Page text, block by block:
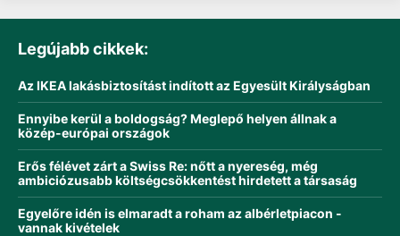
Legújabb cikkek:
Az IKEA lakásbiztosítást indított az Egyesült Királyságban
Ennyibe kerül a boldogság? Meglepő helyen állnak a
közép-európai országok
Erős félévet zárt a Swiss Re: nőtt a nyereség, még
ambiciózusabb költségcsökkentést hirdetett a társaság
Egyelőre idén is elmaradt a roham az albérletpiacon -
vannak kivételek